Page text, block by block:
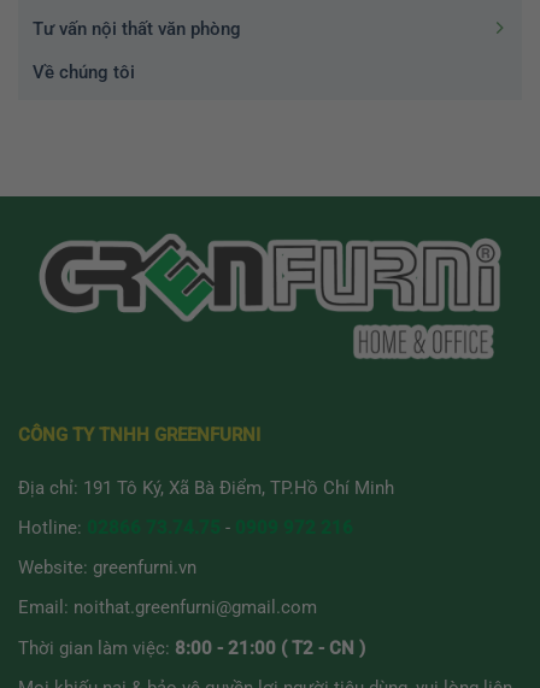
Tư vấn nội thất văn phòng
Về chúng tôi
CÔNG TY TNHH GREENFURNI
Địa chỉ: 191 Tô Ký, Xã Bà Điểm, TP.Hồ Chí Minh
Hotline:
-
Website: greenfurni.vn
Email: noithat.greenfurni@gmail.com
Thời gian làm việc: 8:00 - 21:00 ( T2 - CN )